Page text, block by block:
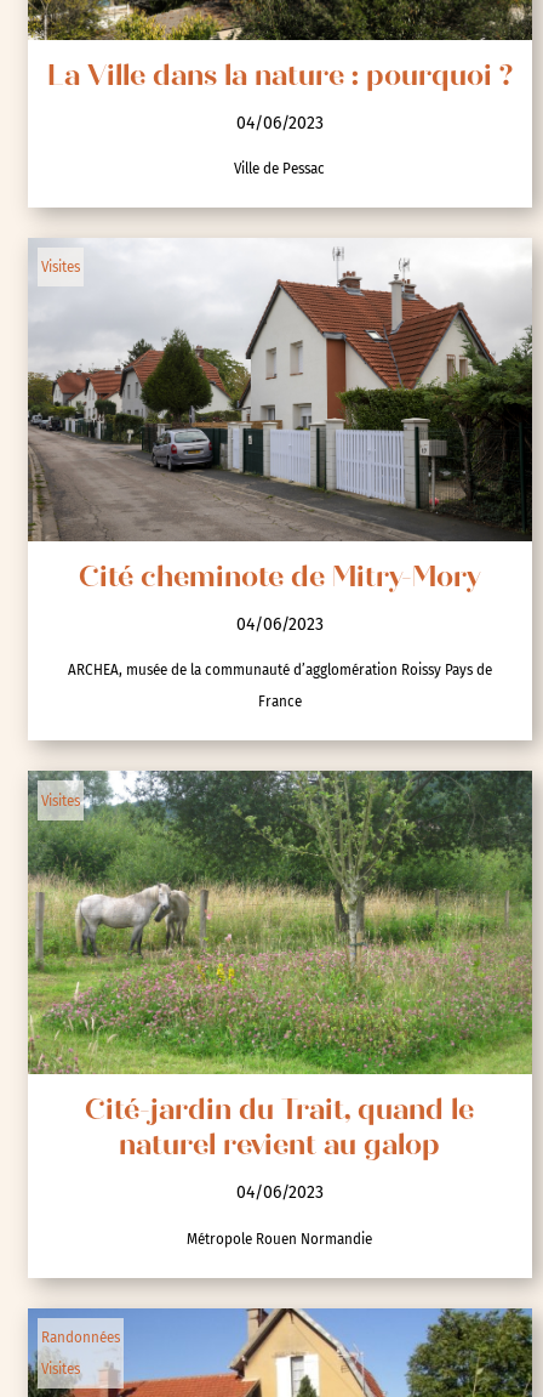
La Ville dans la nature : pourquoi ?
04/06/2023
Ville de Pessac
Visites
Cité cheminote de Mitry-Mory
04/06/2023
ARCHEA, musée de la communauté d’agglomération Roissy Pays de
France
Visites
Cité-jardin du Trait, quand le
naturel revient au galop
04/06/2023